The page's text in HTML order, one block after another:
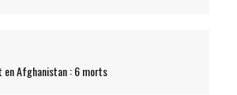
en Afghanistan : 6 morts